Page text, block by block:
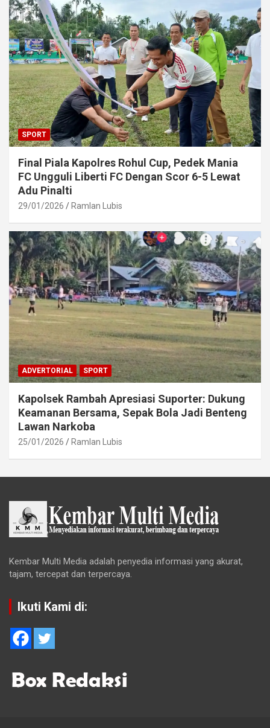
SPORT
Final Piala Kapolres Rohul Cup, Pedek Mania
FC Ungguli Liberti FC Dengan Scor 6-5 Lewat
Adu Pinalti
29/01/2026 Ramlan Lubis
ADVERTORIAL SPORT
Kapolsek Rambah Apresiasi Suporter: Dukung
Keamanan Bersama, Sepak Bola Jadi Benteng
Lawan Narkoba
25/01/2026 Ramlan Lubis
Kembar Multi Media adalah penyedia informasi yang akurat,
tajam, tercepat dan terpercaya.
Ikuti Kami di: